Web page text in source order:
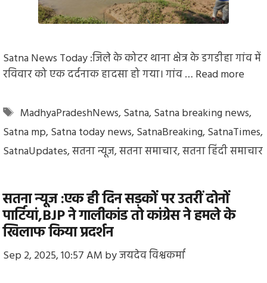
Satna News Today :जिले के कोटर थाना क्षेत्र के डगडीहा गांव में
रविवार को एक दर्दनाक हादसा हो गया। गांव … Read more
Tags
MadhyaPradeshNews,Satna,Satna breaking news,
Satna mp,Satna today news,SatnaBreaking,SatnaTimes,
SatnaUpdates,सतना न्यूज,सतना समाचार,सतना हिंदी समाचार
सतना न्यूज :एक ही दिन सड़कों पर उतरीं दोनों
पार्टियां,BJP ने गालीकांड तो कांग्रेस ने हमले के
खिलाफ किया प्रदर्शन
Sep 2, 2025, 10:57 AM byजयदेव विश्वकर्मा